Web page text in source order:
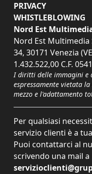
PRIVACY
WHISTLEBLOWING
Nord Est
Nord Est Multimedia
34, 30171 Venezia
1.432.522,00 C.F.
I diritti delle immagini e
espressamente vietata
mezzo e l'adattamento
Per qualsiasi
servizio clienti è a
Puoi contattarci al
scrivendo una mail a